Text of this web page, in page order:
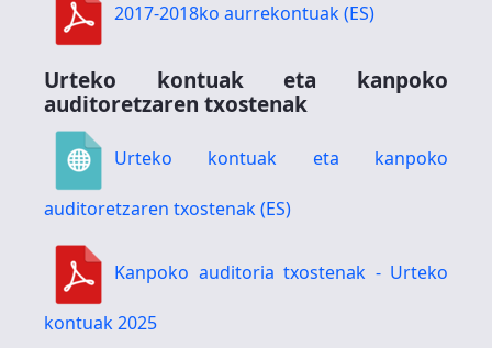
2017-2018ko aurrekontuak (ES)
Urteko kontuak eta kanpoko
auditoretzaren txostenak
Urteko kontuak eta kanpoko
auditoretzaren txostenak (ES)
Kanpoko auditoria txostenak - Urteko
kontuak 2025